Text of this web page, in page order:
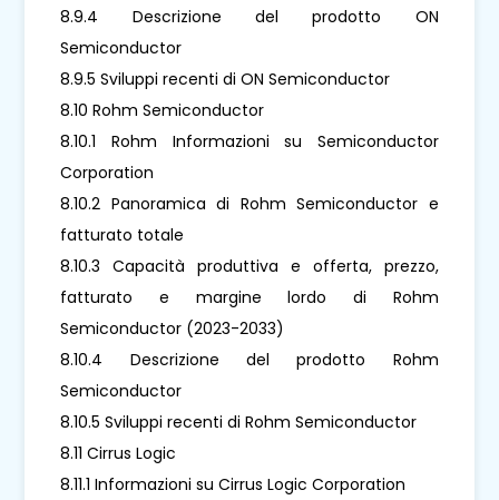
8.9.4 Descrizione del prodotto ON
Semiconductor
8.9.5 Sviluppi recenti di ON Semiconductor
8.10 Rohm Semiconductor
8.10.1 Rohm Informazioni su Semiconductor
Corporation
8.10.2 Panoramica di Rohm Semiconductor e
fatturato totale
8.10.3 Capacità produttiva e offerta, prezzo,
fatturato e margine lordo di Rohm
Semiconductor (2023-2033)
8.10.4 Descrizione del prodotto Rohm
Semiconductor
8.10.5 Sviluppi recenti di Rohm Semiconductor
8.11 Cirrus Logic
8.11.1 Informazioni su Cirrus Logic Corporation